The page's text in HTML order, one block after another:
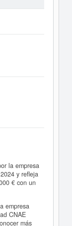
la empresa
y refleja
€ con un
empresa
CNAE
más